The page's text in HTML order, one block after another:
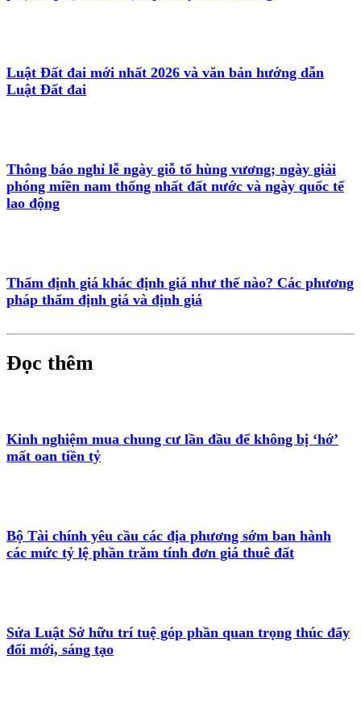
Luật Đất đai mới nhất 2026 và văn bản hướng dẫn
Luật Đất đai
Thông báo nghỉ lễ ngày giỗ tổ hùng vương; ngày giải
phóng miền nam thống nhất đất nước và ngày quốc tế
lao động
Thẩm định giá khác định giá như thế nào? Các phương
pháp thẩm định giá và định giá
Đọc thêm
Kinh nghiệm mua chung cư lần đầu để không bị ‘hớ’
mất oan tiền tỷ
Bộ Tài chính yêu cầu các địa phương sớm ban hành
các mức tỷ lệ phần trăm tính đơn giá thuê đất
Sửa Luật Sở hữu trí tuệ góp phần quan trọng thúc đẩy
đổi mới, sáng tạo